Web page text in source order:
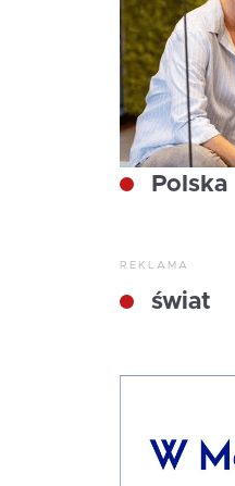
Polska
REKLAMA
świat